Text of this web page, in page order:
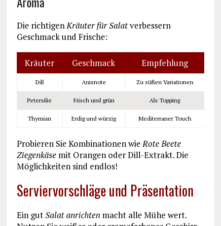
Die richtigen Kräuter für Salatverbessern
Geschmack und Frische:
Kräuter Geschmack Empfehlung
Dill Anisnote Zu süßen Variationen
Petersilie Frisch und grün Als Topping
Thymian Erdig und würzig Mediterraner Touch
Probieren Sie Kombinationen wie Rote Beete
Ziegenkäsemit Orangen oder Dill-Extrakt. Die
Möglichkeiten sind endlos!
Serviervorschläge und Präsentation
Ein gutSalat anrichtenmacht alle Mühe wert.